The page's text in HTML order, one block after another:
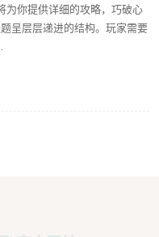
为你提供详细的攻略，巧破心
呈层层递进的结构。玩家需要